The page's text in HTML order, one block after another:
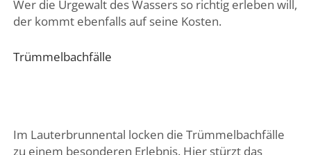
Wer die Urgewalt des Wassers so richtig erleben will,
der kommt ebenfalls auf seine Kosten.
Trümmelbachfälle
Im Lauterbrunnental locken die Trümmelbachfälle
zu einem besonderen Erlebnis. Hier stürzt das